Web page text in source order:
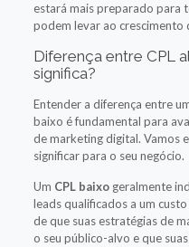
estará mais preparado para
podem levar ao crescimento
Diferença entre CPL
significa?
Entender a diferença entre
baixo é fundamental para
de marketing digital. Vamos
significar para o seu negócio.
Um CPL baixogeralmente
leads qualificados a um
de que suas estratégias de
o seu público-alvo e que